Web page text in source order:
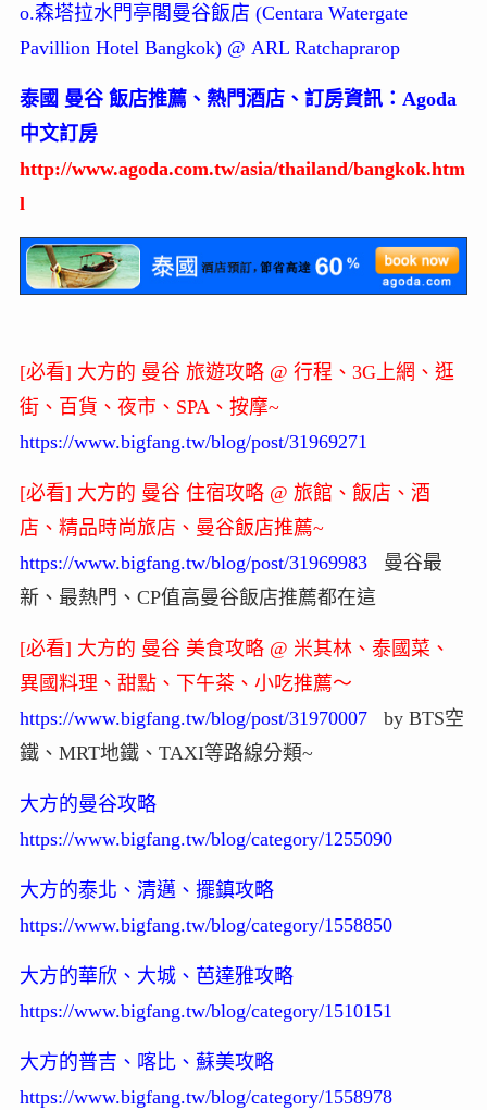
o.森塔拉水門亭閣曼谷飯店 (Centara Watergate
Pavillion Hotel Bangkok) @ ARL Ratchaprarop
泰國 曼谷 飯店推薦、熱門酒店、訂房資訊：Agoda
中文訂房
http://www.agoda.com.tw/asia/thailand/bangkok.htm
l
[必看] 大方的 曼谷 旅遊攻略 @ 行程、3G上網、逛
街、百貨、夜市、SPA、按摩~
https://www.bigfang.tw/blog/post/31969271
[必看] 大方的 曼谷 住宿攻略 @ 旅館、飯店、酒
店、精品時尚旅店、曼谷飯店推薦~
https://www.bigfang.tw/blog/post/31969983曼谷最
新、最熱門、CP值高曼谷飯店推薦都在這
[必看] 大方的 曼谷 美食攻略 @ 米其林、泰國菜、
異國料理、甜點、下午茶、小吃推薦～
https://www.bigfang.tw/blog/post/31970007by BTS空
鐵、MRT地鐵、TAXI等路線分類~
大方的曼谷攻略
https://www.bigfang.tw/blog/category/1255090
大方的泰北、清邁、擺鎮攻略
https://www.bigfang.tw/blog/category/1558850
大方的華欣、大城、芭達雅攻略
https://www.bigfang.tw/blog/category/1510151
大方的普吉、喀比、蘇美攻略
https://www.bigfang.tw/blog/category/1558978